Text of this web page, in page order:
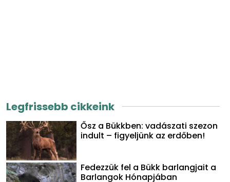
Legfrissebb cikkeink
Ősz a Bükkben: vadászati szezon
indult – figyeljünk az erdőben!
Fedezzük fel a Bükk barlangjait a
Barlangok Hónapjában